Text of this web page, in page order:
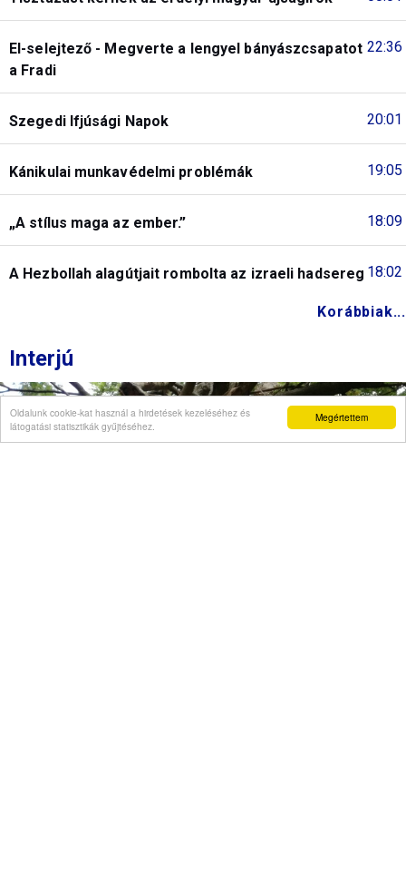
Megértettem
Oldalunk cookie-kat használ a hirdetések kezeléséhez és
látogatási statisztikák gyűjtéséhez.
22:36
El-selejtező - Megverte a lengyel bányászcsapatot
a Fradi
20:01
Szegedi Ifjúsági Napok
19:05
Kánikulai munkavédelmi problémák
18:09
„A stílus maga az ember.”
18:02
A Hezbollah alagútjait rombolta az izraeli hadsereg
Korábbiak...
Interjú